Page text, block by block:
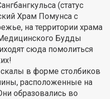
(статус
Храм Помунса с
на территории храма
Медицинского Будды
сюда помолиться
в форме столбиков
расположенные на
образовались во